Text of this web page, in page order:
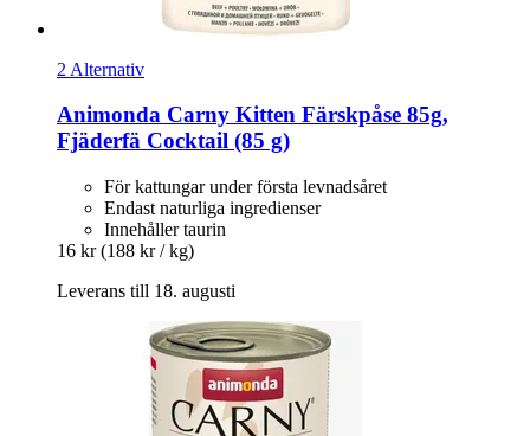
2 Alternativ
Animonda Carny Kitten Färskpåse 85g,
Fjäderfä Cocktail (85 g)
För kattungar under första levnadsåret
Endast naturliga ingredienser
Innehåller taurin
16 kr (188 kr / kg)
Leverans till 18. augusti